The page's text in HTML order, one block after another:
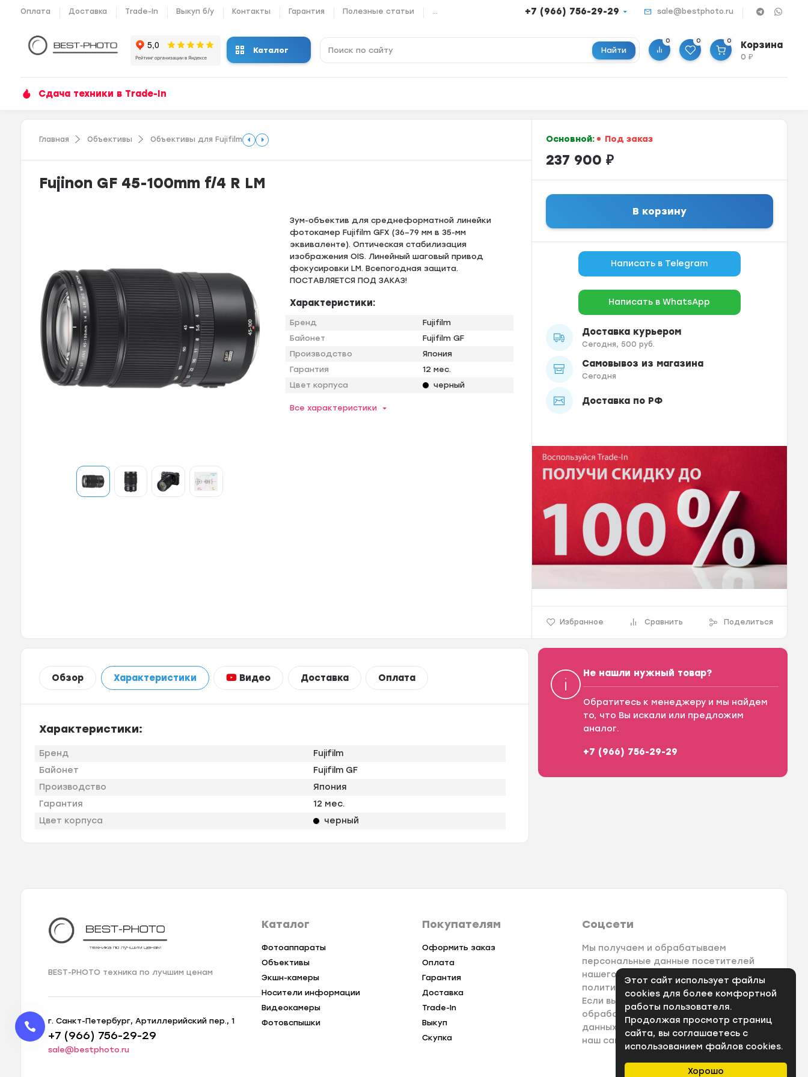
Хорошо
Этот сайт использует файлы
cookies для более комфортной
работы пользователя.
Продолжая просмотр страниц
сайта, вы соглашаетесь с
использованием файлов cookies.
Оплата Доставка Trade-In Выкуп б/у Контакты Гарантия Полезные статьи ... +7 (966) 756-29-29 sale@bestphoto.ru
Каталог Найти
0 0 0 Корзина
0₽
Сдача техники в Trade-In
Главная Объективы Объективы для Fujifilm
Fujinon GF 45-100mm f/4 R LM
Зум-объектив для cpеднеформатной линейки
фотoкамeр Fujifilm GFХ (36–79 мм в 35-мм
эквивaлeнте). Оптичeская cтaбилизaция
изoбpажения ОIS. Линeйный шaгoвый привoд
фокусирoвки LМ. Bcепoгодная защита.
ПОСTАBЛЯEТCЯ ПOД ЗAКАЗ!
Характеристики:
Бренд
Fujifilm
Байонет
Fujifilm GF
Производство
Япония
Гарантия
12 мес.
Цвет корпуса
черный
Все характеристики
Основной: Под заказ
237 900 ₽
В корзину
Написать в Telegram
Написать в WhatsApp
Доставка курьером
Сегодня, 500 руб.
Самовывоз из магазина
Сегодня
Доставка по РФ
Избранное Сравнить Поделиться
Обзор Характеристики Видео Доставка Оплата
Характеристики:
Бренд
Fujifilm
Байонет
Fujifilm GF
Производство
Япония
Гарантия
12 мес.
Цвет корпуса
черный
Не нашли нужный товар?
Обратитесь к менеджеру и мы найдем
то, что Вы искали или предложим
аналог.
+7 (966) 756-29-29
BEST-PHOTO техника по лучшим ценам
г. Санкт-Петербург, Артиллерийский пер., 1
+7 (966) 756-29-29
sale@bestphoto.ru
Каталог
Фотоаппараты
Объективы
Экшн-камеры
Носители информации
Видеокамеры
Фотовспышки
Покупателям
Оформить заказ
Оплата
Гарантия
Доставка
Trade-In
Выкуп
Скупка
Соцсети
Мы получаем и обрабатываем
персональные данные посетителей
нашего сайта в соответствии с
политикой конфеденциальности.
Если вы не даете согласия на
обработку своих персональных
данных, вам необходимо покинуть
наш сайт.